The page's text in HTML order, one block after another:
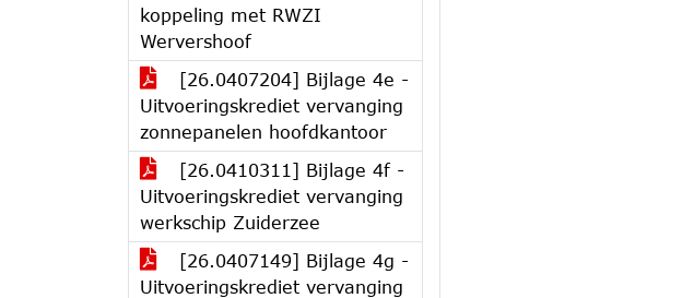
koppeling met RWZI
Wervershoof
[26.0407204] Bijlage 4e -
Uitvoeringskrediet vervanging
zonnepanelen hoofdkantoor
[26.0410311] Bijlage 4f -
Uitvoeringskrediet vervanging
werkschip Zuiderzee
[26.0407149] Bijlage 4g -
Uitvoeringskrediet vervanging